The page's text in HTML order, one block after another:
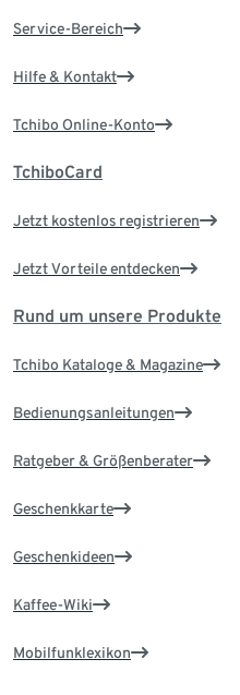
Service-Bereich
Hilfe & Kontakt
Tchibo Online-Konto
TchiboCard
Jetzt kostenlos registrieren
Jetzt Vorteile entdecken
Rund um unsere Produkte
Tchibo Kataloge & Magazine
Bedienungsanleitungen
Ratgeber & Größenberater
Geschenkkarte
Geschenkideen
Kaffee-Wiki
Mobilfunklexikon